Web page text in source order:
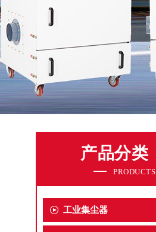
产品分类
PRODUCTS
工业集尘器